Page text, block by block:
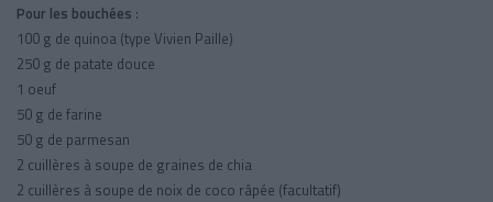
Pour les bouchées :
100 g de quinoa (type Vivien Paille)
250 g de patate douce
1 oeuf
50 g de farine
50 g de parmesan
2 cuillères à soupe de graines de chia
2 cuillères à soupe de noix de coco râpée (facultatif)